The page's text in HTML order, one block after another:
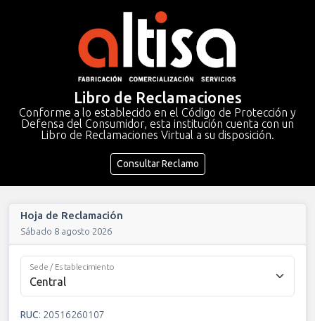
Libro de Reclamaciones
Conforme a lo establecido en el Código de Protección y
Defensa del Consumidor, esta institución cuenta con un
Libro de Reclamaciones Virtual a su disposición.
Consultar Reclamo
Hoja de Reclamación
Sábado 8 agosto 2026
Sede / Establecimiento
RUC: 20516260107